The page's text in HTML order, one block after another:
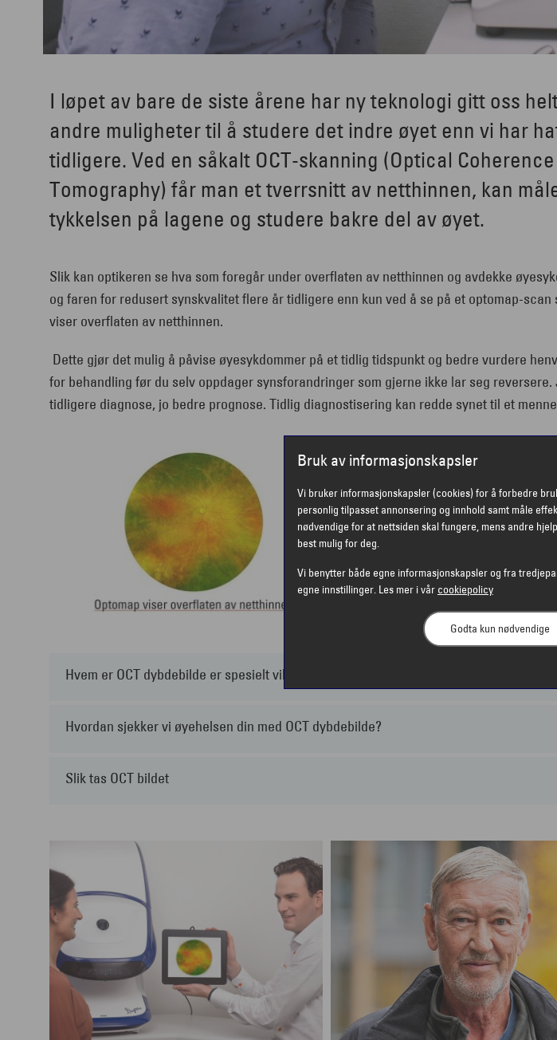
I løpet av bare de siste årene har ny teknologi gitt oss
andre muligheter til å studere det indre øyet enn vi har
tidligere. Ved en såkalt OCT-skanning (Optical Coherence
Tomography) får man et tverrsnitt av netthinnen, kan
tykkelsen på lagene og studere bakre del av øyet.
Slik kan optikeren se hva som foregår under overflaten av netthinnen og avdekke
og faren for redusert synskvalitet flere år tidligere enn kun ved å se på et optomap-scan
viser overflaten av netthinnen.
Dette gjør det mulig å påvise øyesykdommer på et tidlig tidspunkt og bedre vurdere
for behandling før du selv oppdager synsforandringer som gjerne ikke lar seg reversere.
tidligere diagnose, jo bedre prognose. Tidlig diagnostisering kan redde synet til et
Hvem er OCT dybdebilde er spesielt viktig for?
Hvordan sjekker vi øyehelsen din med OCT dybdebilde?
Slik tas OCT bildet
Bruk av informasjonskapsler
Vi bruker informasjonskapsler (cookies) for å forbedre
personlig tilpasset annonsering og innhold samt måle
nødvendige for at nettsiden skal fungere, mens andre
best mulig for deg.
Vi benytter både egne informasjonskapsler og fra
egne innstillinger. Les mer i vår cookiepolicy
Godta kun nødvendige